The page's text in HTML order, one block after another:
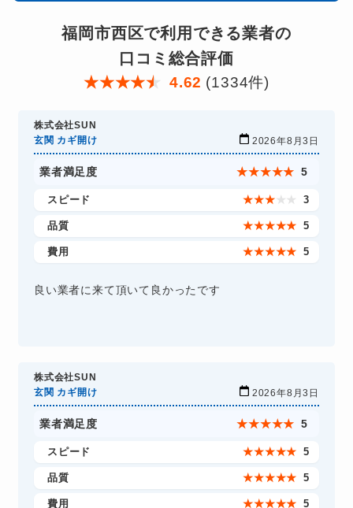
福岡市西区で利用できる業者の
口コミ総合評価
★★★★★ 4.62 (1334件)
株式会社SUN
玄関 カギ開け
2026年8月3日
業者満足度 ★★★★★ 5
スピード ★★★ ★ ★ 3
品質 ★★★★★ 5
費用 ★★★★★ 5
良い業者に来て頂いて良かったです
株式会社SUN
玄関 カギ開け
2026年8月3日
業者満足度 ★★★★★ 5
スピード ★★★★★ 5
品質 ★★★★★ 5
費用 ★★★★★ 5